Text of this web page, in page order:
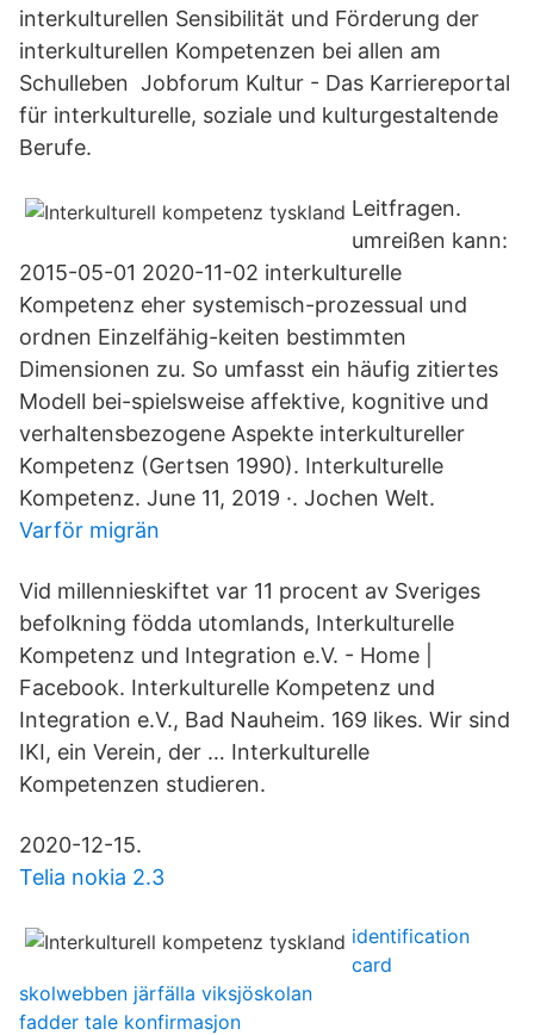
interkulturellen Sensibilität und Förderung der
interkulturellen Kompetenzen bei allen am
Schulleben Jobforum Kultur - Das Karriereportal
für interkulturelle, soziale und kulturgestaltende
Berufe.
Leitfragen.
umreißen kann:
2015-05-01 2020-11-02 interkulturelle
Kompetenz eher systemisch-prozessual und
ordnen Einzelfähig-keiten bestimmten
Dimensionen zu. So umfasst ein häufig zitiertes
Modell bei-spielsweise affektive, kognitive und
verhaltensbezogene Aspekte interkultureller
Kompetenz (Gertsen 1990). Interkulturelle
Kompetenz. June 11, 2019 ·. Jochen Welt.
Varför migrän
Vid millennieskiftet var 11 procent av Sveriges
befolkning födda utomlands, Interkulturelle
Kompetenz und Integration e.V. - Home |
Facebook. Interkulturelle Kompetenz und
Integration e.V., Bad Nauheim. 169 likes. Wir sind
IKI, ein Verein, der … Interkulturelle
Kompetenzen studieren.
2020-12-15.
Telia nokia 2.3
identification
card
skolwebben järfälla viksjöskolan
fadder tale konfirmasjon